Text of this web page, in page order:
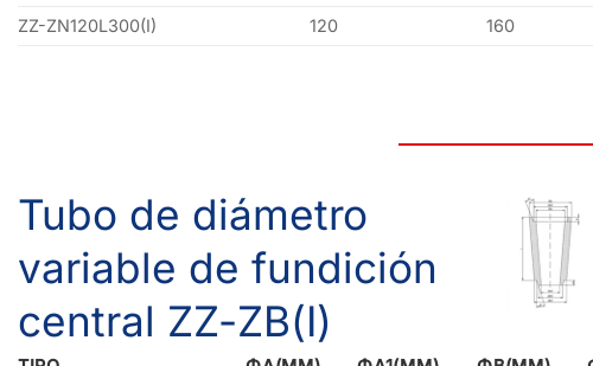
ZZ-ZN120L300(I)
120 160
Tubo de diámetro
variable de fundición
central ZZ-ZB(I)